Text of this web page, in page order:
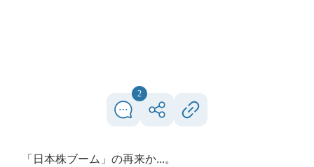
2
「日本株ブーム」の再来か...。